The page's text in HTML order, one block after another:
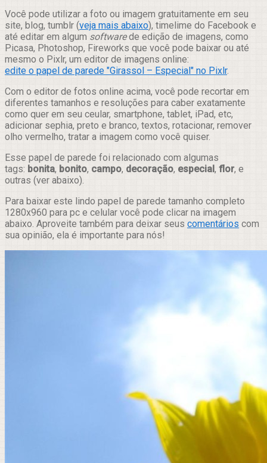
Você pode utilizar a foto ou imagem gratuitamente em seu
site, blog, tumblr (veja mais abaixo), timelime do Facebook e
até editar em algum softwarede edição de imagens, como
Picasa, Photoshop, Fireworks que você pode baixar ou até
mesmo o Pixlr, um editor de imagens online:
edite o papel de parede "Girassol – Especial" no Pixlr.
Com o editor de fotos online acima, você pode recortar em
diferentes tamanhos e resoluções para caber exatamente
como quer em seu ceular, smartphone, tablet, iPad, etc,
adicionar sephia, preto e branco, textos, rotacionar, remover
olho vermelho, tratar a imagem como você quiser.
Esse papel de parede foi relacionado com algumas
tags: bonita, bonito, campo, decoração, especial, flor, e
outras (ver abaixo).
Para baixar este lindo papel de parede tamanho completo
1280x960 para pc e celular você pode clicar na imagem
abaixo. Aproveite também para deixar seus comentários com
sua opinião, ela é importante para nós!